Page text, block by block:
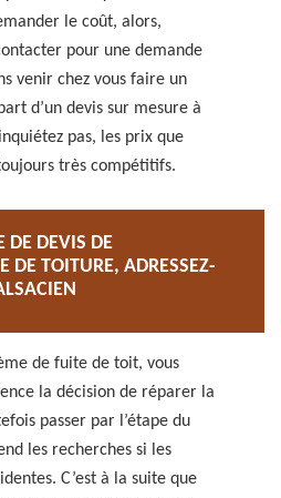
le coût, alors,
pour une demande
venir chez vous faire un
d’un devis sur mesure à
pas, les prix que
très compétitifs.
DE DEVIS DE
DE TOITURE, ADRESSEZ-
de fuite de toit, vous
la décision de réparer la
passer par l’étape du
les recherches si les
C’est à la suite que